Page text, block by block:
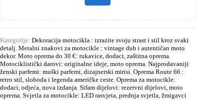
Kategorije: Dekoracija motocikla : izrazite svoju strast i stil kroz svaki
detalj, Metalni znakovi za motocikle : vintage duh i autentičan moto
dekor, Moto oprema do 30 €: rukavice, dodaci, zaštitna oprema,
Motociklistički darovi: originalne ideje, moto oprema, Najprodavaniji
ženski parfemi: muški parfemi, dizajnerski mirisi, Oprema Route 66 :
retro stil, sloboda i legenda američke ceste, Oprema za motocikle:
dodaci, odjeća, nova izdanja, Sifam dijelovi: rezervni dijelovi, moto
oprema, Svjetla za motocikle: LED rasvjeta, prednja svjetla, žmigavci